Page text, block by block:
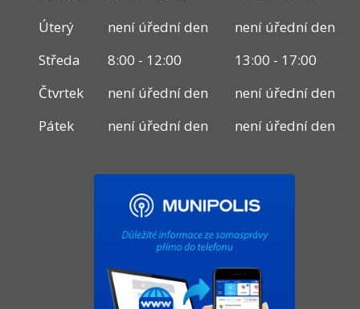
Úterý
není úřední den
není úřední den
Středa
8:00 - 12:00
13:00 - 17:00
Čtvrtek
není úřední den
není úřední den
Pátek
není úřední den není úřední den